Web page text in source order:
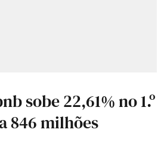
sobe 22,61% no 1.º
846 milhões